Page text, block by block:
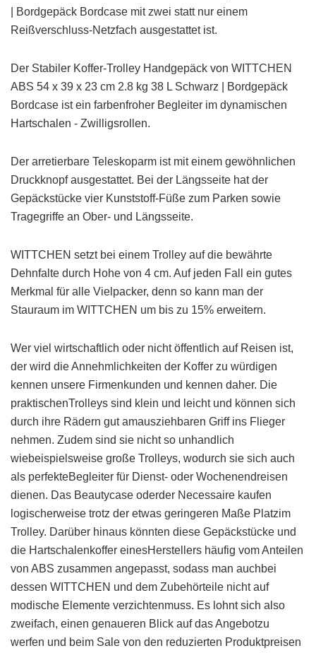
| Bordgepäck Bordcase mit zwei statt nur einem
Reißverschluss-Netzfach ausgestattet ist.
Der Stabiler Koffer-Trolley Handgepäck von WITTCHEN
ABS 54 x 39 x 23 cm 2.8 kg 38 L Schwarz | Bordgepäck
Bordcase ist ein farbenfroher Begleiter im dynamischen
Hartschalen - Zwilligsrollen.
Der arretierbare Teleskoparm ist mit einem gewöhnlichen
Druckknopf ausgestattet. Bei der Längsseite hat der
Gepäckstücke vier Kunststoff-Füße zum Parken sowie
Tragegriffe an Ober- und Längsseite.
WITTCHEN setzt bei einem Trolley auf die bewährte
Dehnfalte durch Hohe von 4 cm. Auf jeden Fall ein gutes
Merkmal für alle Vielpacker, denn so kann man der
Stauraum im WITTCHEN um bis zu 15% erweitern.
Wer viel wirtschaftlich oder nicht öffentlich auf Reisen ist,
der wird die Annehmlichkeiten der Koffer zu würdigen
kennen unsere Firmenkunden und kennen daher. Die
praktischenTrolleys sind klein und leicht und können sich
durch ihre Rädern gut amausziehbaren Griff ins Flieger
nehmen. Zudem sind sie nicht so unhandlich
wiebeispielsweise große Trolleys, wodurch sie sich auch
als perfekteBegleiter für Dienst- oder Wochenendreisen
dienen. Das Beautycase oderder Necessaire kaufen
logischerweise trotz der etwas geringeren Maße Platzim
Trolley. Darüber hinaus könnten diese Gepäckstücke und
die Hartschalenkoffer einesHerstellers häufig vom Anteilen
von ABS zusammen angepasst, sodass man auchbei
dessen WITTCHEN und dem Zubehörteile nicht auf
modische Elemente verzichtenmuss. Es lohnt sich also
zweifach, einen genaueren Blick auf das Angebotzu
werfen und beim Sale von den reduzierten Produktpreisen